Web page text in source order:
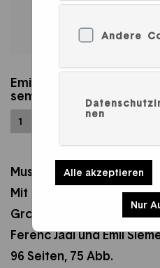
Andere
nen
Alle akzeptieren
Nur
Emil Siemeister. Vom
semiotischen
Museum Folkwang (Hrsg.)
Mit einem Vorwort von
Grohnert sowie Beiträgen
Ferenc Jádi und Emil
96 Seiten, 75 Abb.